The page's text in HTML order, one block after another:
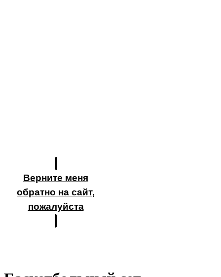
Верните меня
обратно на сайт,
пожалуйста